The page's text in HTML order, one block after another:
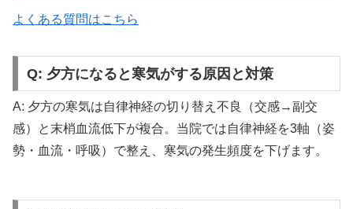
よくある質問はこちら
Q: 夕方になると寒気がする原因と対策
A: 夕方の寒気は自律神経の切り替え不良（交感→副交
感）と末梢血流低下が複合。当院では自律神経を3軸（姿
勢・血流・呼吸）で整え、寒気の発生頻度を下げます。